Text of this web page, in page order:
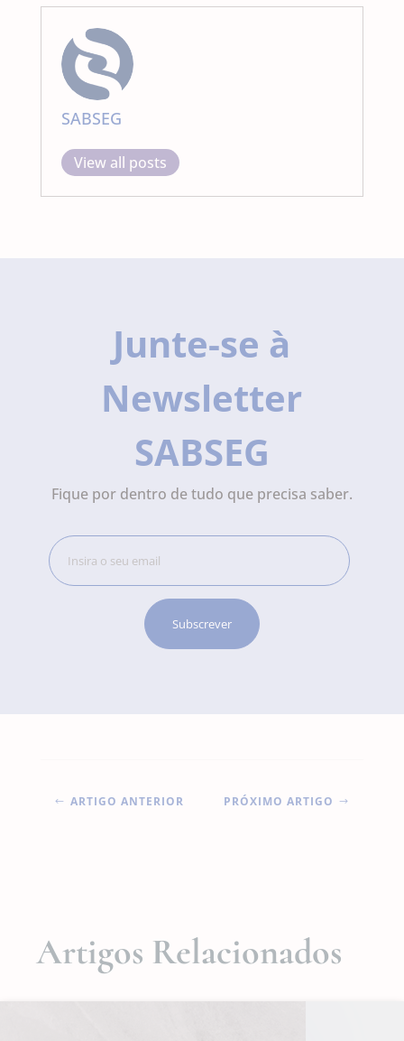
SABSEG
View all posts
Junte-se à
Newsletter
SABSEG
Fique por dentro de tudo que precisa saber.
# ARTIGO ANTERIOR PRÓXIMO ARTIGO $
Artigos Relacionados